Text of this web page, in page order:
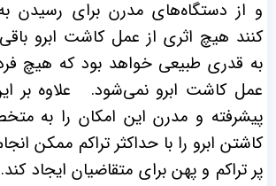
و از دستگاه‌های مدرن برای رسیدن
کنند هیچ اثری از عمل کاشت ابرو
به قدری طبیعی خواهد بود که هیچ
عمل کاشت ابرو نمی‌شود.
علاوه بر
پیشرفته و مدرن این امکان را به
کاشتن ابرو را با حداکثر تراکم ممکن
پر تراکم و پهن برای متقاضیان ایجاد